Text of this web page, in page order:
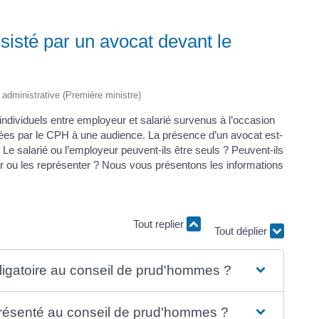
par un avocat devant le
(Première ministre)
entre employeur et salarié survenus à l’occasion
par le CPH à une audience. La présence d’un avocat est-
salarié ou l’employeur peuvent-ils être seuls ? Peuvent-ils
les représenter ? Nous vous présentons les informations
Tout replier
au conseil de prud'hommes ?
au conseil de prud'hommes ?